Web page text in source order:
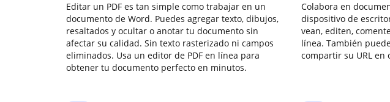
Editar un PDF es tan simple como trabajar en un
documento de Word. Puedes agregar texto, dibujos,
resaltados y ocultar o anotar tu documento sin
afectar su calidad. Sin texto rasterizado ni campos
eliminados. Usa un editor de PDF en línea para
obtener tu documento perfecto en minutos.
Colabora en
dispositivo de
vean, editen,
línea. También
compartir su URL en